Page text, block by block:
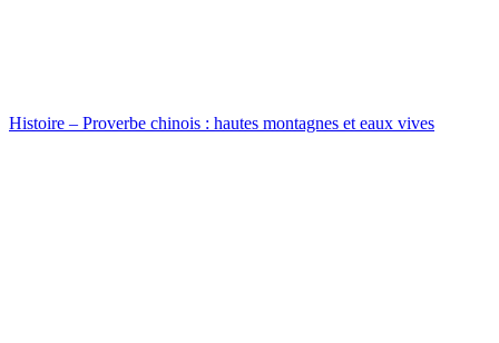
Histoire – Proverbe chinois : hautes montagnes et eaux vives